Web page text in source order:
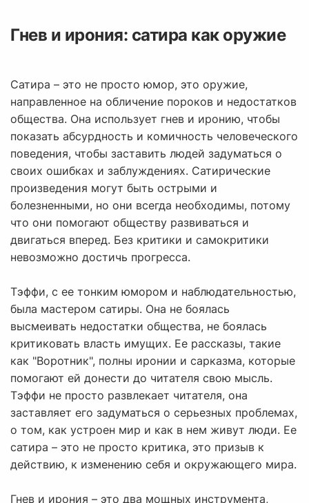
Гнев и ирония: сатира как оружие
Сатира – это не просто юмор, это оружие,
направленное на обличение пороков и недостатков
общества. Она использует гнев и иронию, чтобы
показать абсурдность и комичность человеческого
поведения, чтобы заставить людей задуматься о
своих ошибках и заблуждениях. Сатирические
произведения могут быть острыми и
болезненными, но они всегда необходимы, потому
что они помогают обществу развиваться и
двигаться вперед. Без критики и самокритики
невозможно достичь прогресса.
Тэффи, с ее тонким юмором и наблюдательностью,
была мастером сатиры. Она не боялась
высмеивать недостатки общества, не боялась
критиковать власть имущих. Ее рассказы, такие
как "Воротник", полны иронии и сарказма, которые
помогают ей донести до читателя свою мысль.
Тэффи не просто развлекает читателя, она
заставляет его задуматься о серьезных проблемах,
о том, как устроен мир и как в нем живут люди. Ее
сатира – это не просто критика, это призыв к
действию, к изменению себя и окружающего мира.
Гнев и ирония – это два мощных инструмента,